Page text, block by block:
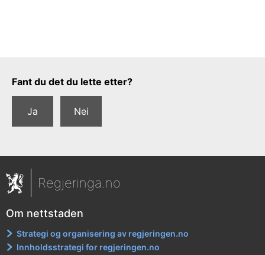
Tilbakemeldingsskjema
Fant du det du lette etter?
Ja Nei
Regjeringa.no
Om nettstaden
Strategi og organisering av regjeringen.no
Innholdsstrategi for regjeringen.no